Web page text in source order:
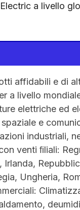
a livello
affidabili e di
a livello
elettriche ed
e
industriali,
venti ﬁliali:
Ungheria,